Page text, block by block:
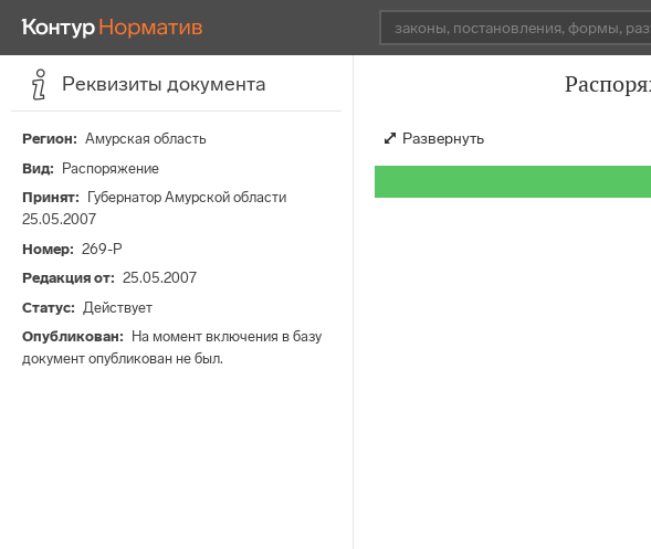
Реквизиты документа
Регион
Амурская область
Вид
Распоряжение
Принят
Губернатор Амурской области
25.05.2007
Номер
269-Р
Редакция от
25.05.2007
Статус
Действует
Опубликован
На момент включения в базу
документ опубликован не был.
Развернуть